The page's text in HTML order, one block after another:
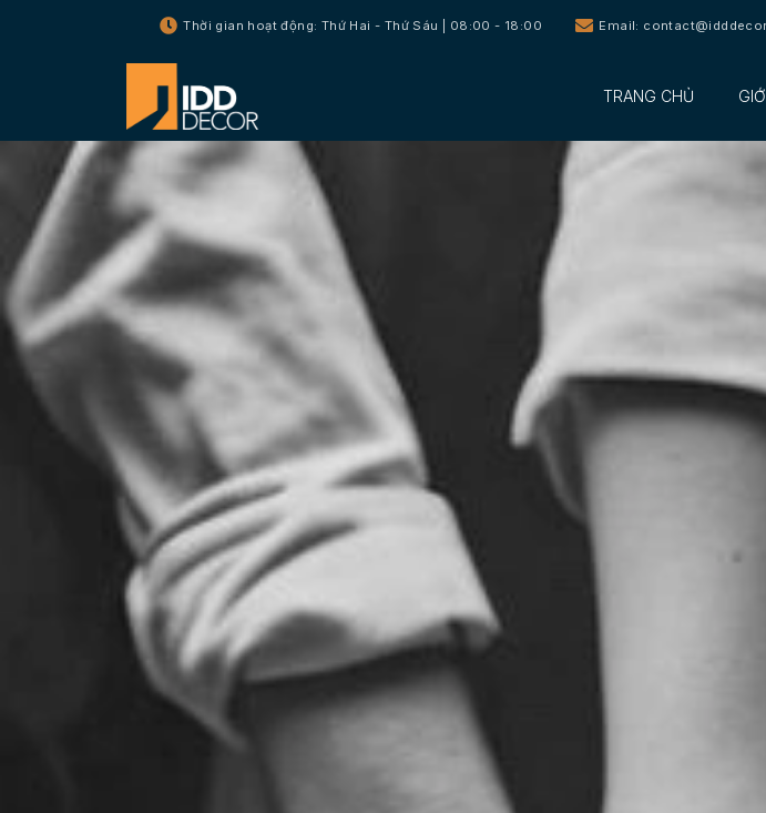
Thời gian hoạt động: Thứ Hai - Thứ Sáu | 08:00 - 18:00 Email:
TRANG CHỦ